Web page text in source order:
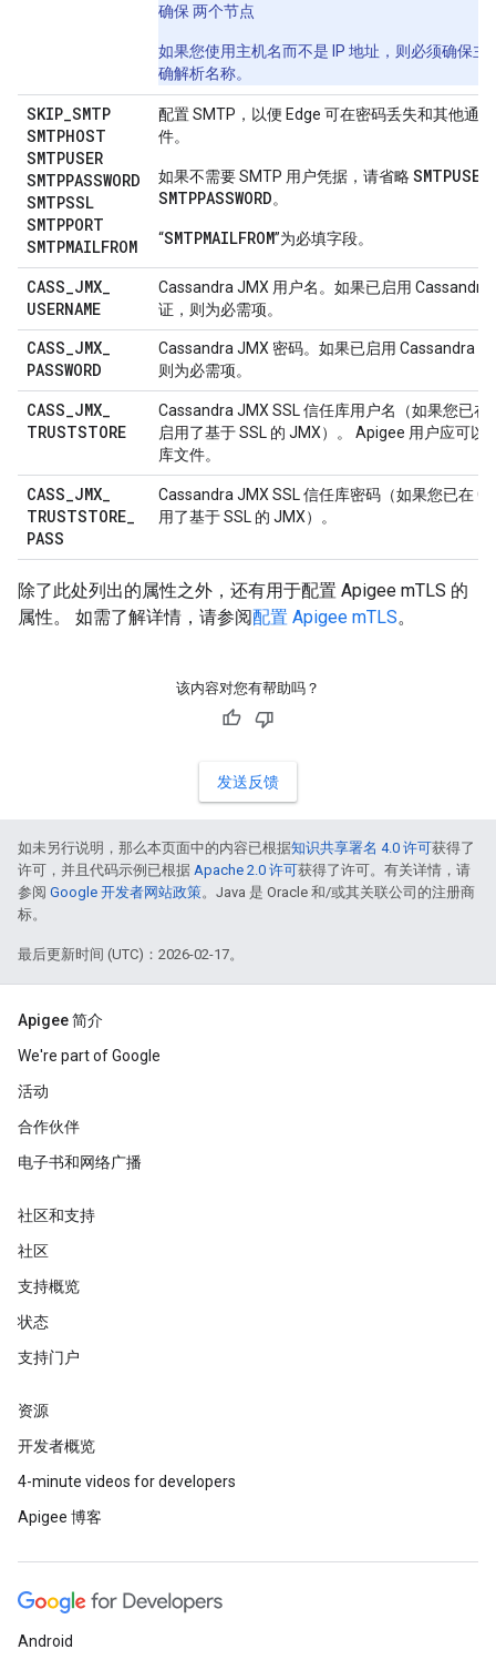
确保 两个节点
如果您使用主机名而不是 IP 地址，则必须确保主
确解析名称。
SKIP_SMTP
SMTPHOST
SMTPUSER
SMTPPASSWORD
SMTPSSL
SMTPPORT
SMTPMAILFROM
配置 SMTP，以便 Edge 可在密码丢失和其他通
件。
如果不需要 SMTP 用户凭据，请省略SMTPUSER
SMTPPASSWORD。
“SMTPMAILFROM”为必填字段。
CASS_JMX_
USERNAME
Cassandra JMX 用户名。如果已启用 Cassandra
证，则为必需项。
CASS_JMX_
PASSWORD
Cassandra JMX 密码。如果已启用 Cassandra
则为必需项。
CASS_JMX_
TRUSTSTORE
Cassandra JMX SSL 信任库用户名（如果您已在
启用了基于 SSL 的 JMX）。 Apigee 用户应可以
库文件。
CASS_JMX_
TRUSTSTORE_
PASS
Cassandra JMX SSL 信任库密码（如果您已在
用了基于 SSL 的 JMX）。
除了此处列出的属性之外，还有用于配置 Apigee mTLS 的
属性。 如需了解详情，请参阅配置 Apigee mTLS。
该内容对您有帮助吗？
发送反馈
如未另行说明，那么本页面中的内容已根据知识共享署名 4.0 许可获得了
许可，并且代码示例已根据 Apache 2.0 许可获得了许可。有关详情，请
参阅 Google 开发者网站政策。Java 是 Oracle 和/或其关联公司的注册商
标。
最后更新时间 (UTC)：2026-02-17。
Apigee 简介
We're part of Google
活动
合作伙伴
电子书和网络广播
社区和支持
社区
支持概览
状态
支持门户
资源
开发者概览
4-minute videos for developers
Apigee 博客
Android